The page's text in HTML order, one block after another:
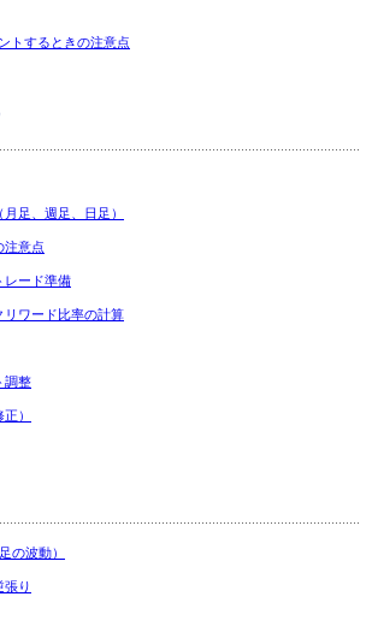
トするときの注意点
足、週足、日足）
注意点
レード準備
リワード比率の計算
調整
）
の波動）
張り